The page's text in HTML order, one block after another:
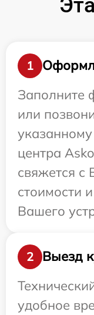
1
Заполните
или
центра
свяжется с
стоимости
Вашего
2
Выезд
удобное